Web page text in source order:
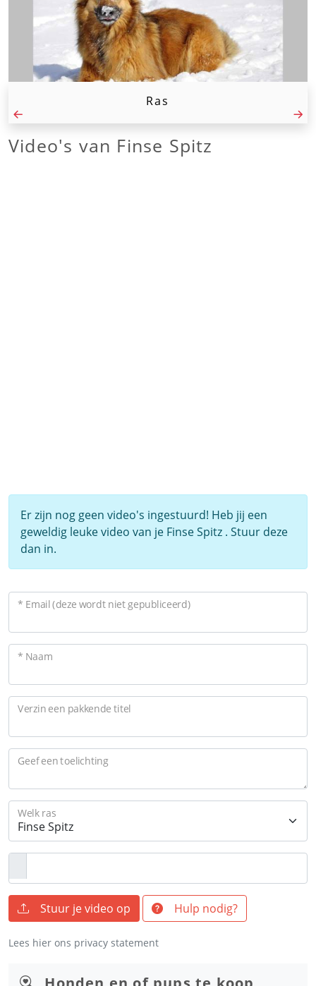
Ras
Video's van Finse Spitz
Er zijn nog geen video's ingestuurd! Heb jij een
geweldig leuke video van je Finse Spitz . Stuur deze
dan in.
* Email (deze wordt niet gepubliceerd)
* Naam
Verzin een pakkende titel
Geef een toelichting
Welk ras
Stuur je video op Hulp nodig?
Lees hier ons privacy statement